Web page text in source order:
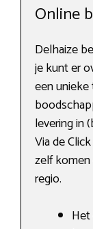
Online
Delhaize
je kunt er
een
levering in
Via de
zelf
regio.